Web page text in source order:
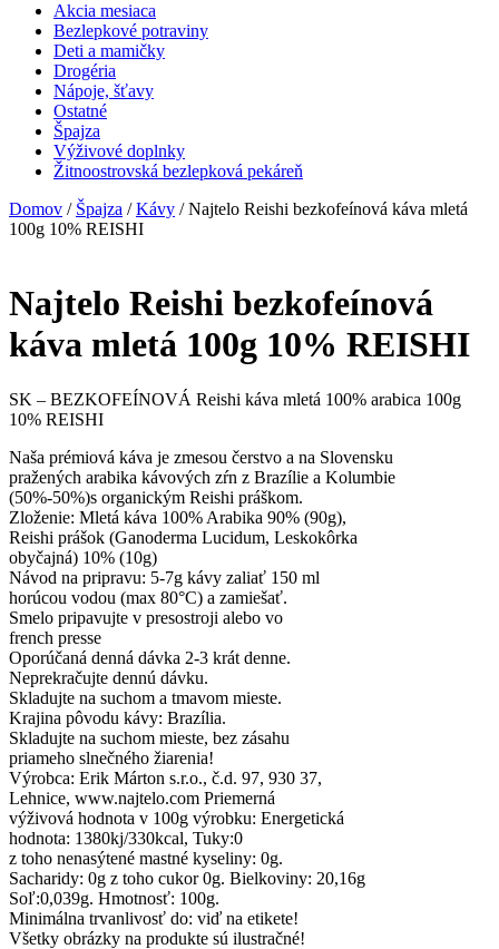
Akcia mesiaca
Bezlepkové potraviny
Deti a mamičky
Drogéria
Nápoje, šťavy
Ostatné
Špajza
Výživové doplnky
Žitnoostrovská bezlepková pekáreň
Domov / Špajza /Kávy / Najtelo Reishi bezkofeínová káva mletá
100g 10% REISHI
Najtelo Reishi bezkofeínová
káva mletá 100g 10% REISHI
SK – BEZKOFEÍNOVÁ Reishi káva mletá 100% arabica 100g
10% REISHI
Naša prémiová káva je zmesou čerstvo a na Slovensku
pražených arabika kávových zŕn z Brazílie a Kolumbie
(50%-50%)s organickým Reishi práškom.
Zloženie: Mletá káva 100% Arabika 90% (90g),
Reishi prášok (Ganoderma Lucidum, Leskokôrka
obyčajná) 10% (10g)
Návod na pripravu: 5-7g kávy zaliať 150 ml
horúcou vodou (max 80°C) a zamiešať.
Smelo pripavujte v presostroji alebo vo
french presse
Oporúčaná denná dávka 2-3 krát denne.
Neprekračujte dennú dávku.
Skladujte na suchom a tmavom mieste.
Krajina pôvodu kávy: Brazília.
Skladujte na suchom mieste, bez zásahu
priameho slnečného žiarenia!
Výrobca: Erik Márton s.r.o., č.d. 97, 930 37,
Lehnice, www.najtelo.com Priemerná
výživová hodnota v 100g výrobku: Energetická
hodnota: 1380kj/330kcal, Tuky:0
z toho nenasýtené mastné kyseliny: 0g.
Sacharidy: 0g z toho cukor 0g. Bielkoviny: 20,16g
Soľ:0,039g. Hmotnosť: 100g.
Minimálna trvanlivosť do: viď na etikete!
Všetky obrázky na produkte sú ilustračné!